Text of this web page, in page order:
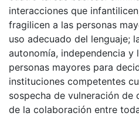
interacciones que
fragilicen a las personas
uso adecuado del lenguaje;
autonomía, independencia y
personas mayores para
instituciones competentes
sospecha de vulneración de
de la colaboración entre